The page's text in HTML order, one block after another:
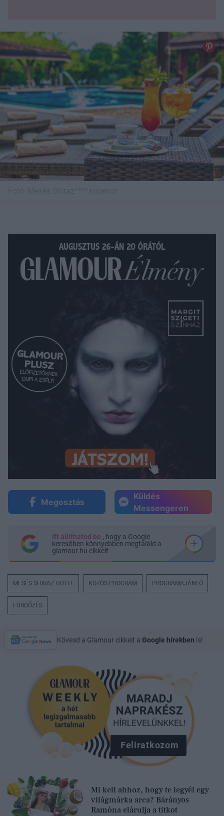
Megosztás
Küldés
Messengeren
Itt állíthatod be , hogy a Google
keresőben könnyebben megtaláld a
glamour.hu cikkeit
MESÉS SHIRAZ HOTEL KÖZÖS PROGRAM PROGRAMAJÁNLÓ
FÜRDŐZÉS
Kövesd a Glamour cikkeit a Google hírekben is!
Feliratkozom
Mi kell ahhoz, hogy te legyél egy
világmárka arca? Bárányos
Ramóna elárulja a titkot